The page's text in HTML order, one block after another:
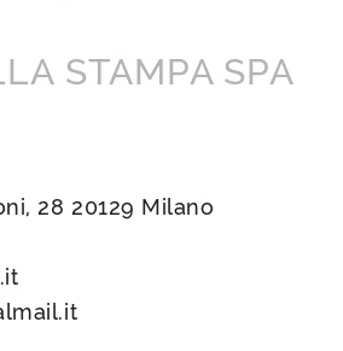
STAMPA SPA
28 20129 Milano